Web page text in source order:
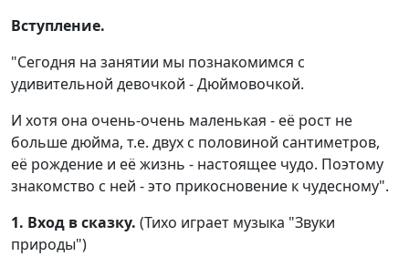
Вступление.
"Сегодня на занятии мы познакомимся с
удивительной девочкой - Дюймовочкой.
И хотя она очень-очень маленькая - её рост не
больше дюйма, т.е. двух с половиной сантиметров,
её рождение и её жизнь - настоящее чудо. Поэтому
знакомство с ней - это прикосновение к чудесному".
1. Вход в сказку. (Тихо играет музыка "Звуки
природы")